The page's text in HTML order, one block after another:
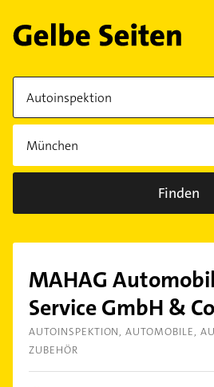
Finden
MAHAG
Service GmbH &
AUTOINSPEKTION AUTOMOBILE
ZUBEHÖR